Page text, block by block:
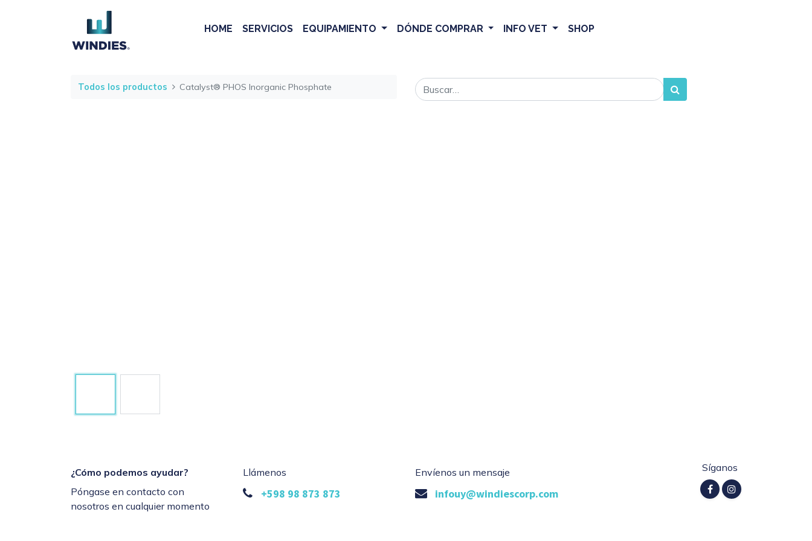
HOME SERVICIOS EQUIPAMIENTO DÓNDE COMPRAR INFO VET SHOP
Todos los productos Catalyst® PHOS Inorganic Phosphate
¿Cómo podemos ayudar?
Póngase en contacto con
nosotros en cualquier momento
Llámenos
+598 98 873 873
Envíenos un mensaje
infouy@windiescorp.com
Síganos